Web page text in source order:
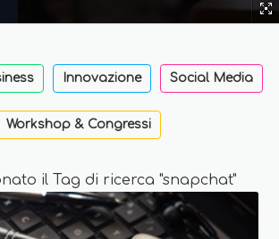
Innovazione Social Media
Workshop & Congressi
il Tag di ricerca "snapchat"